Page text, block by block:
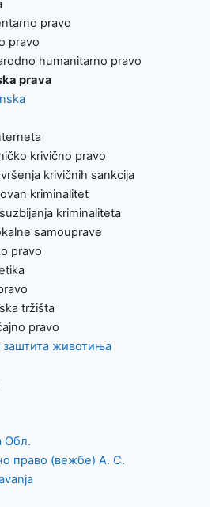
pravo
pravo
humanitarno pravo
prava
krivično pravo
krivičnih sankcija
kriminalitet
kriminaliteta
samouprave
pravo
tržišta
pravo
заштита животиња
Обл.
право (вежбе) А. С.